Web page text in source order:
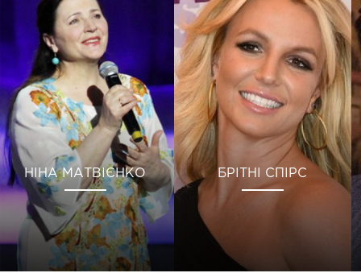
НІНА МАТВІЄНКО БРІТНІ СПІРС